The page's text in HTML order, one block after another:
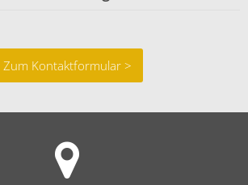
Zum Kontaktformular >